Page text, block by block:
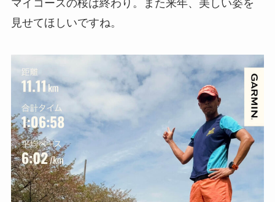
マイコースの桜は終わり。また来年、美しい姿を
見せてほしいですね。